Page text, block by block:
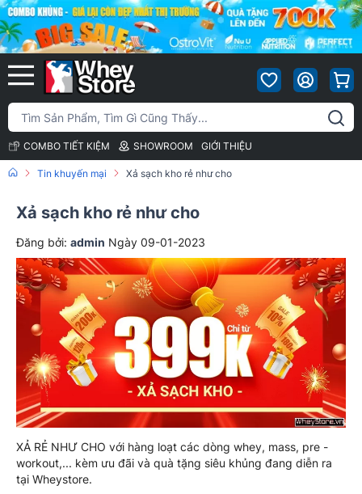
COMBO TIẾT KIỆM SHOWROOM GIỚI THIỆU
Tin khuyến mại Xả sạch kho rẻ như cho
Xả sạch kho rẻ như cho
Đăng bởi: admin Ngày 09-01-2023
XẢ RẺ NHƯ CHO với hàng loạt các dòng whey, mass, pre -
workout,... kèm ưu đãi và quà tặng siêu khủng đang diễn ra
tại Wheystore.